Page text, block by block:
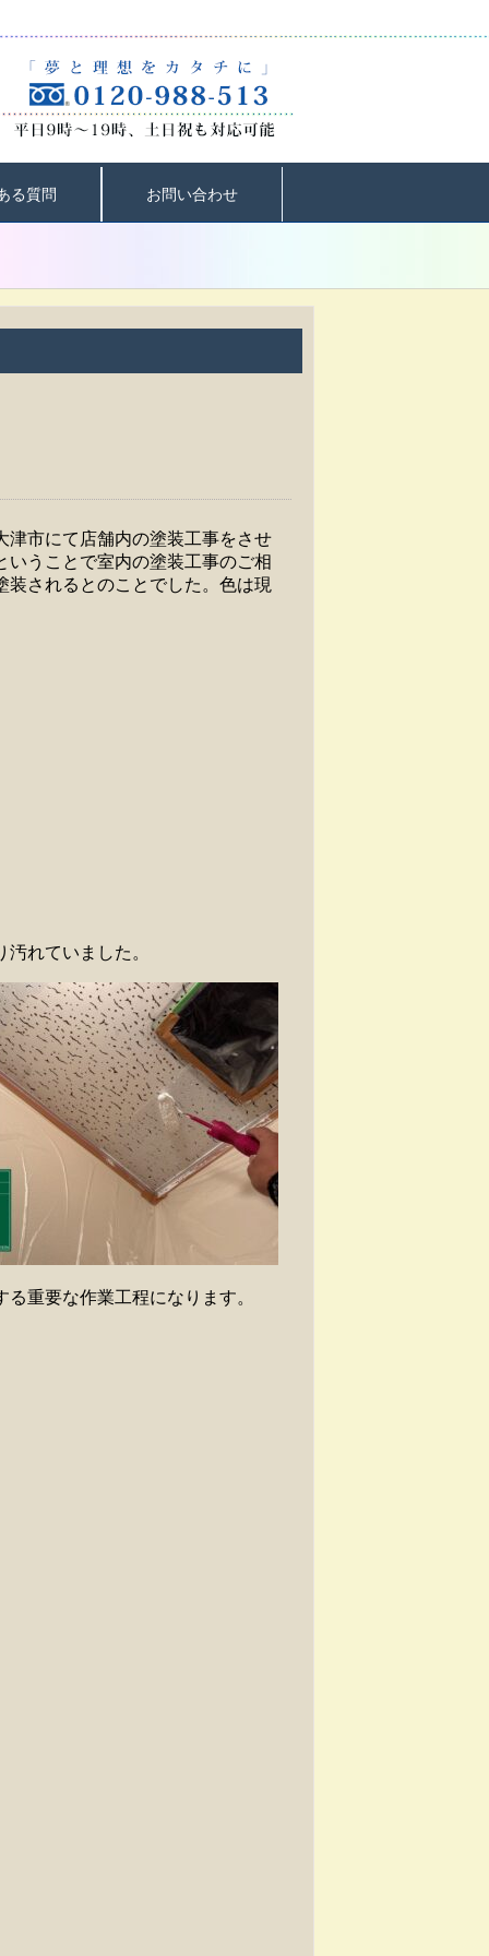
る質問 お問い合わせ
津市にて店舗内の塗装工事をさせ
いうことで室内の塗装工事のご相
されるとのことでした。色は現
れていました。
重要な作業工程になります。